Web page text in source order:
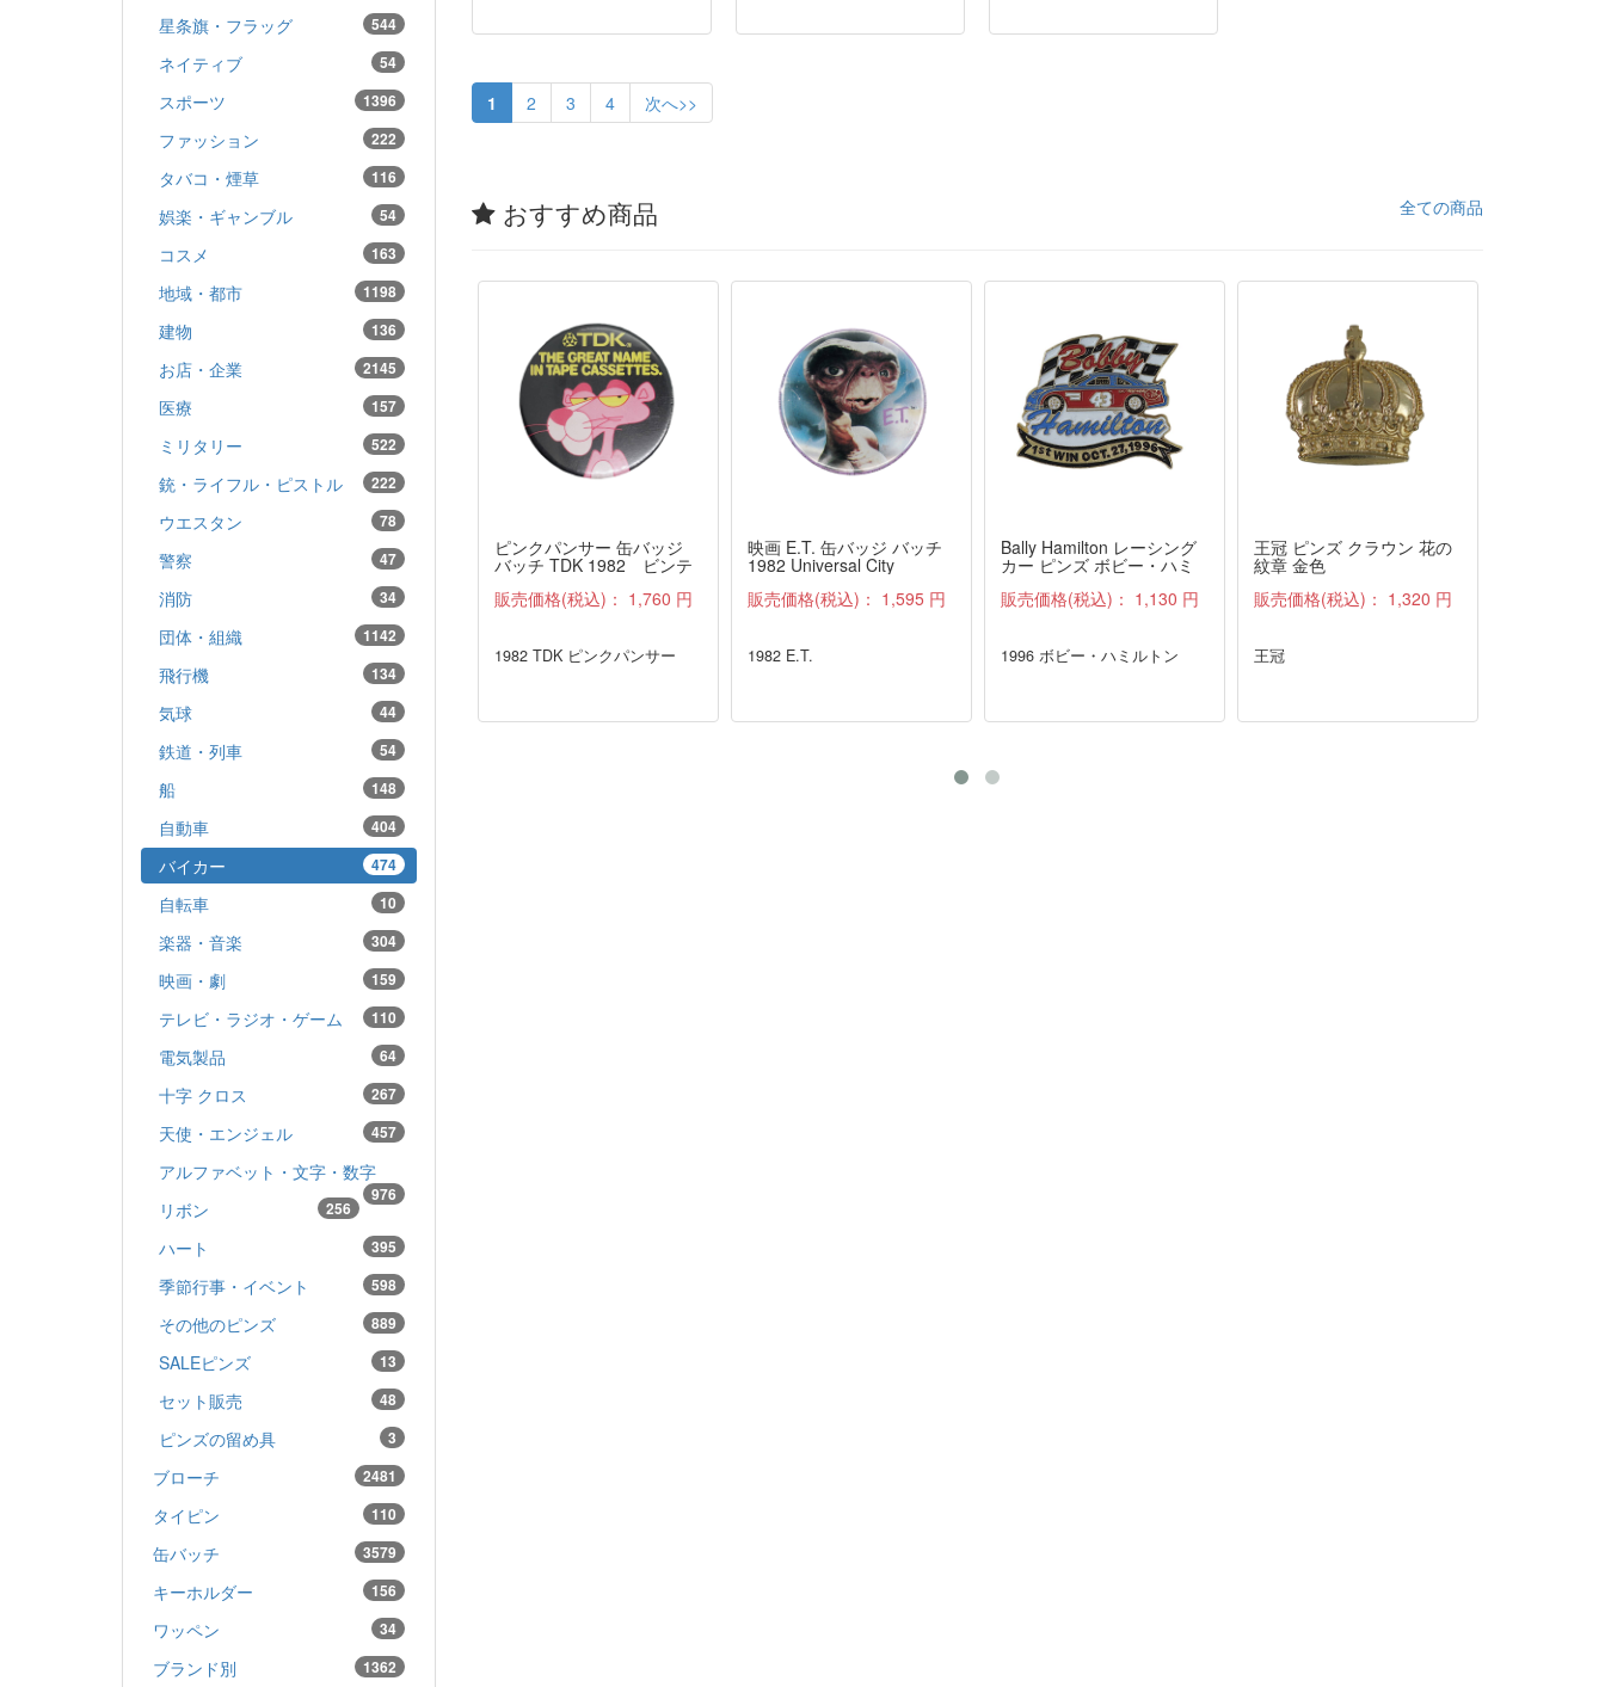
1 2 3 4 次へ>>
おすすめ商品 全ての商品
ピンクパンサー 缶バッジ
バッチ TDK 1982 ビンテ
ージ
販売価格(税込)： 1,760 円
1982 TDK ピンクパンサー
映画 E.T. 缶バッジ バッチ
1982 Universal City
販売価格(税込)： 1,595 円
1982 E.T.
Bally Hamilton レーシング
カー ピンズ ボビー・ハミ
ルトン 1996 留め具付き
販売価格(税込)： 1,130 円
1996 ボビー・ハミルトン
王冠 ピンズ クラウン 花の
紋章 金色
販売価格(税込)： 1,320 円
王冠
星条旗・フラッグ 544
ネイティブ 54
スポーツ 1396
ファッション 222
タバコ・煙草 116
娯楽・ギャンブル 54
コスメ 163
地域・都市 1198
建物 136
お店・企業 2145
医療 157
ミリタリー 522
銃・ライフル・ピストル 222
ウエスタン 78
警察 47
消防 34
団体・組織 1142
飛行機 134
気球 44
鉄道・列車 54
船 148
自動車 404
バイカー 474
自転車 10
楽器・音楽 304
映画・劇 159
テレビ・ラジオ・ゲーム 110
電気製品 64
十字 クロス 267
天使・エンジェル 457
アルファベット・文字・数字
976
リボン 256
ハート 395
季節行事・イベント 598
その他のピンズ 889
SALEピンズ 13
セット販売 48
ピンズの留め具 3
ブローチ 2481
タイピン 110
缶バッチ 3579
キーホルダー 156
ワッペン 34
ブランド別 1362